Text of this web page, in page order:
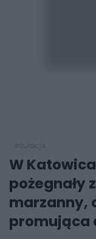
W
pożegnały
marzanny,
promująca